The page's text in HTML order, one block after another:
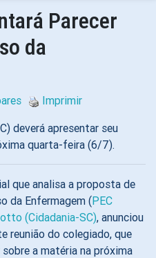
Parecer
da
Imprimir
deverá apresentar seu
quarta-feira (6/7).
que analisa a proposta de
da Enfermagem (PEC
(Cidadania-SC), anunciou
reunião do colegiado, que
a matéria na próxima